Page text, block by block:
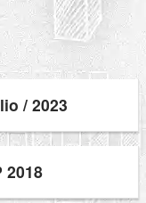
/ 2023
2018